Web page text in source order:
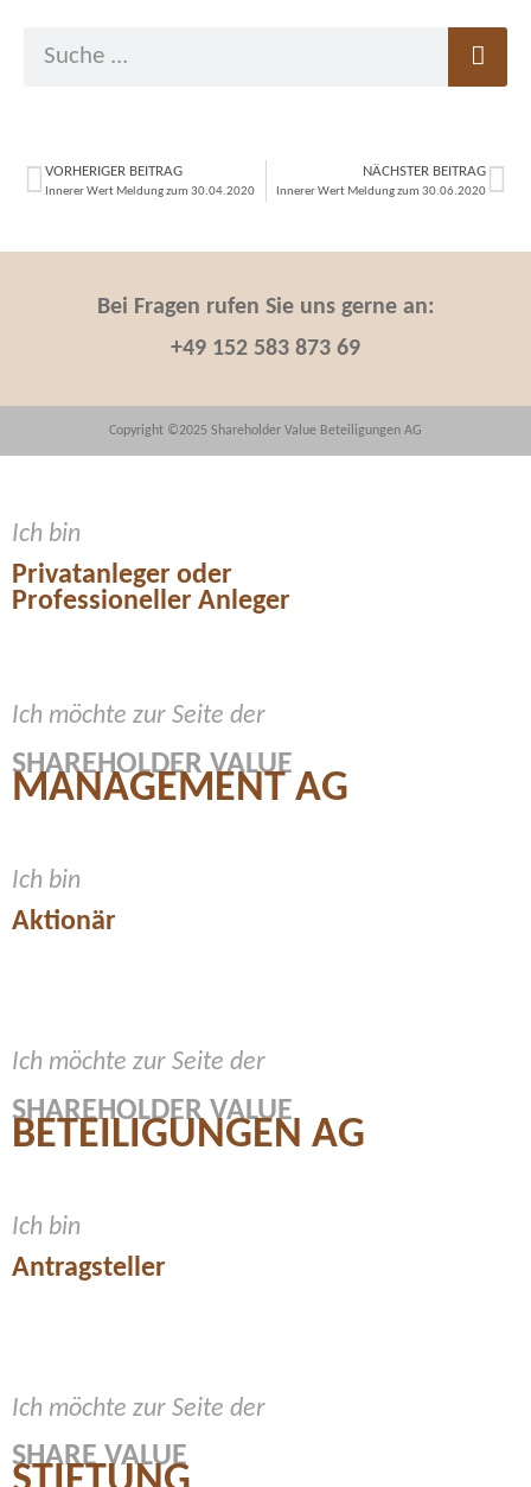
VORHERIGER BEITRAG
Innerer Wert Meldung zum 30.04.2020
NÄCHSTER BEITRAG
Innerer Wert Meldung zum 30.06.2020
Bei Fragen rufen Sie uns gerne an:
+49 152 583 873 69
Copyright ©2025 Shareholder Value Beteiligungen AG
Ich bin
Privatanleger oder
Professioneller Anleger
Ich möchte zur Seite der
SHAREHOLDER VALUE
MANAGEMENT AG
Ich bin
Aktionär
Ich möchte zur Seite der
SHAREHOLDER VALUE
BETEILIGUNGEN AG
Ich bin
Antragsteller
Ich möchte zur Seite der
SHARE VALUE